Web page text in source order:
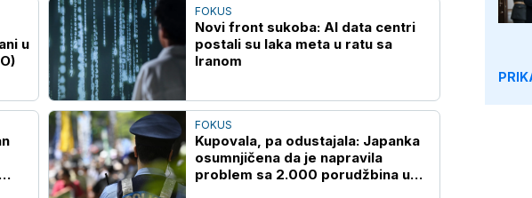
u
FOKUS
Novi front sukoba: AI data centri
postali su laka meta u ratu sa
Iranom
FOKUS
Kupovala, pa odustajala: Japanka
osumnjičena da je napravila
problem sa 2.000 porudžbina u